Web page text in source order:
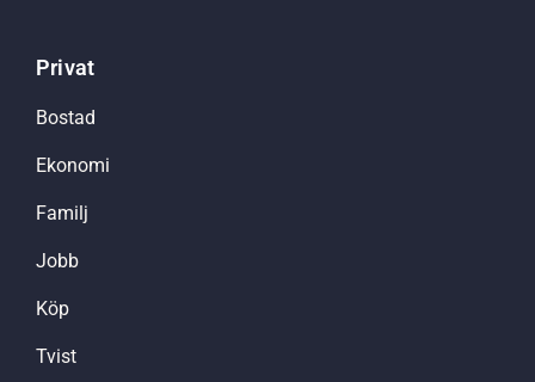
Privat
Bostad
Ekonomi
Familj
Jobb
Köp
Tvist